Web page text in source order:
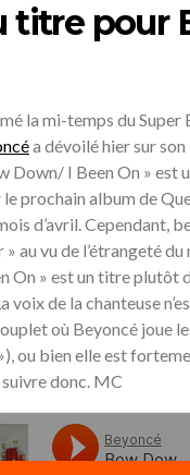
titre pour
la mi-temps du Super
a dévoilé hier sur
Down/ I Been On » est
prochain album de
d’avril. Cependant,
» au vu de l’étrangeté
On » est un titre plutôt
de la chanteuse
où Beyoncé joue
ou bien elle est
donc. MC